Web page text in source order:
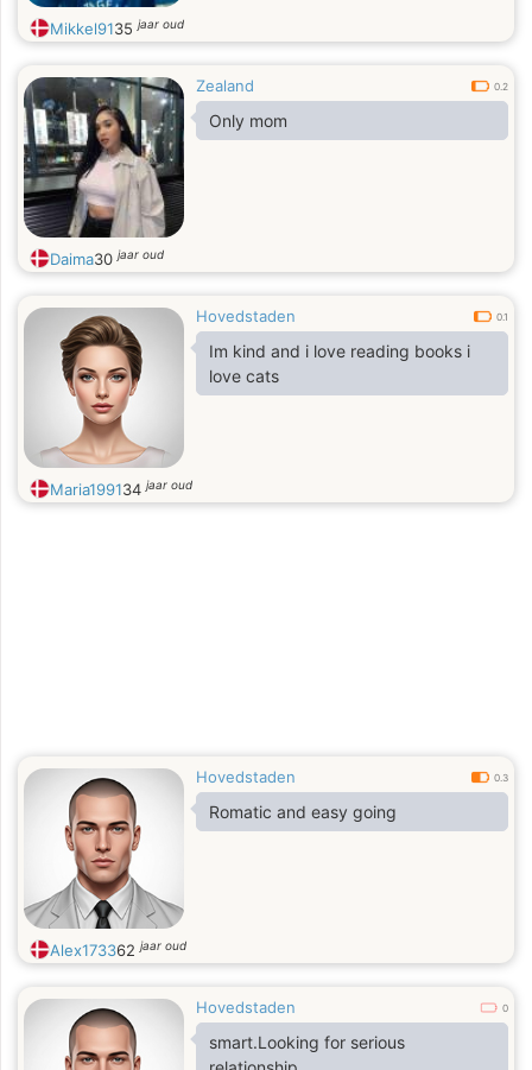
Mikkel9135jaar oud
Zealand 0.2
Only mom
Daima30jaar oud
Hovedstaden 0.1
Im kind and i love reading books i
love cats
Maria199134jaar oud
Hovedstaden 0.3
Romatic and easy going
Alex173362jaar oud
Hovedstaden 0
smart.Looking for serious